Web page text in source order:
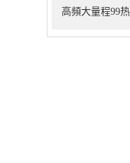
高頻大量程99热